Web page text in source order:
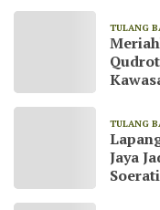
TULANG
TULANG
Jaya